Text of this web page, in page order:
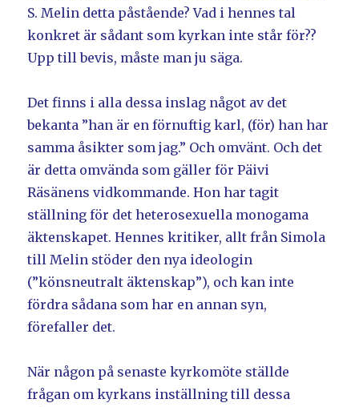
S. Melin detta påstående? Vad i hennes tal
konkret är sådant som kyrkan inte står för??
Upp till bevis, måste man ju säga.
Det finns i alla dessa inslag något av det
bekanta ”han är en förnuftig karl, (för) han har
samma åsikter som jag.” Och omvänt. Och det
är detta omvända som gäller för Päivi
Räsänens vidkommande. Hon har tagit
ställning för det heterosexuella monogama
äktenskapet. Hennes kritiker, allt från Simola
till Melin stöder den nya ideologin
(”könsneutralt äktenskap”), och kan inte
fördra sådana som har en annan syn,
förefaller det.
När någon på senaste kyrkomöte ställde
frågan om kyrkans inställning till dessa